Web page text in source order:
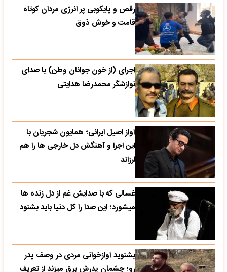
نوازشگر محمدرضا هدایتی
آواز اصیل ایرانی؛ همایون شجریان با
این اجرا و آهنگش دل خارجی ها را هم
لرزاند
غسالی که با صدایش غم از دل زنده ها
های پسرش